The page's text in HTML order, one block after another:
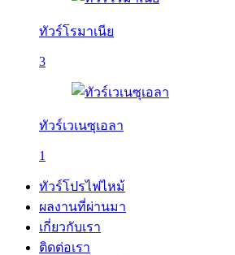
ทัวร์โรมาเนีย
3
ทัวร์เวเนซุเอลา
1
ทัวร์โปรไฟไหม้
ผลงานที่ผ่านมา
เกี่ยวกับเรา
ติดต่อเรา